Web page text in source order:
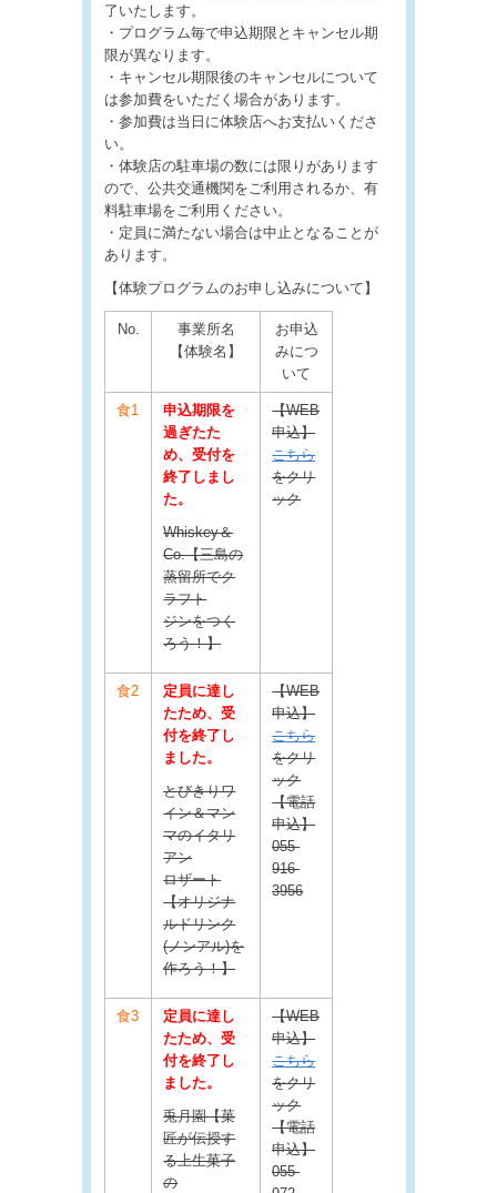
了いたします。
・プログラム毎で申込期限とキャンセル期
限が異なります。
・キャンセル期限後のキャンセルについて
は参加費をいただく場合があります。
・参加費は当日に体験店へお支払いくださ
い。
・体験店の駐車場の数には限りがあります
ので、公共交通機関をご利用されるか、有
料駐車場をご利用ください。
・定員に満たない場合は中止となることが
あります。
【体験プログラムのお申し込みについて】
No.
事業所名
【体験名】
お申込
みにつ
いて
食1
申込期限を
過ぎたた
め、受付を
終了しまし
た。
Whiskey＆
Co.【三島の
蒸留所でク
ラフト
ジンをつく
ろう！】
【WEB
申込】
こちら
をクリ
ック
食2
定員に達し
たため、受
付を終了し
ました。
とびきりワ
イン＆マン
マのイタリ
アン
ロザート
【オリジナ
ルドリンク
(ノンアル)を
作ろう！】
【WEB
申込】
こちら
をクリ
ック
【電話
申込】
055-
916-
3956
食3
定員に達し
たため、受
付を終了し
ました。
兎月園【菓
匠が伝授す
る上生菓子
の
【WEB
申込】
こちら
をクリ
ック
【電話
申込】
055-